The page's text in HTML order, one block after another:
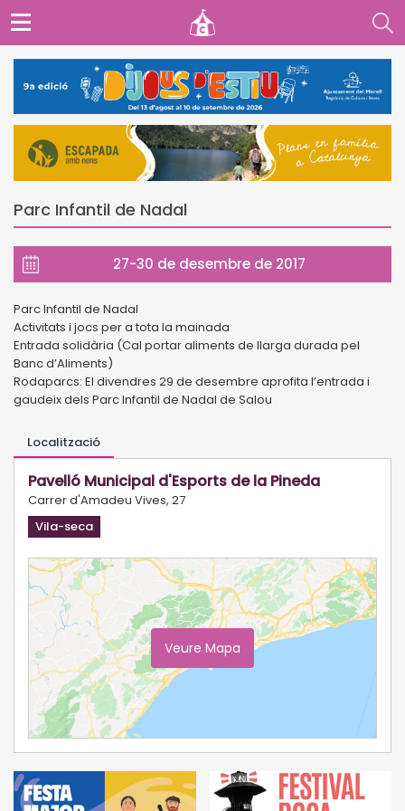
Parc Infantil de Nadal
27-30 de desembre de 2017
Parc Infantil de Nadal
Activitats i jocs per a tota la mainada
Entrada solidària (Cal portar aliments de llarga durada pel
Banc d’Aliments)
Rodaparcs: El divendres 29 de desembre aprofita l’entrada i
gaudeix dels Parc Infantil de Nadal de Salou
Localització
Pavelló Municipal d'Esports de la Pineda
Carrer d'Amadeu Vives, 27
Vila-seca
Veure Mapa